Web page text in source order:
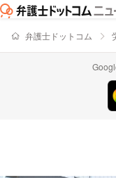
弁護士ドットコム